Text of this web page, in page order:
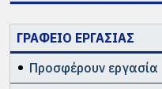
ΓΡΑΦΕΙΟ ΕΡΓΑΣΙΑΣ
Προσφέρουν εργασία